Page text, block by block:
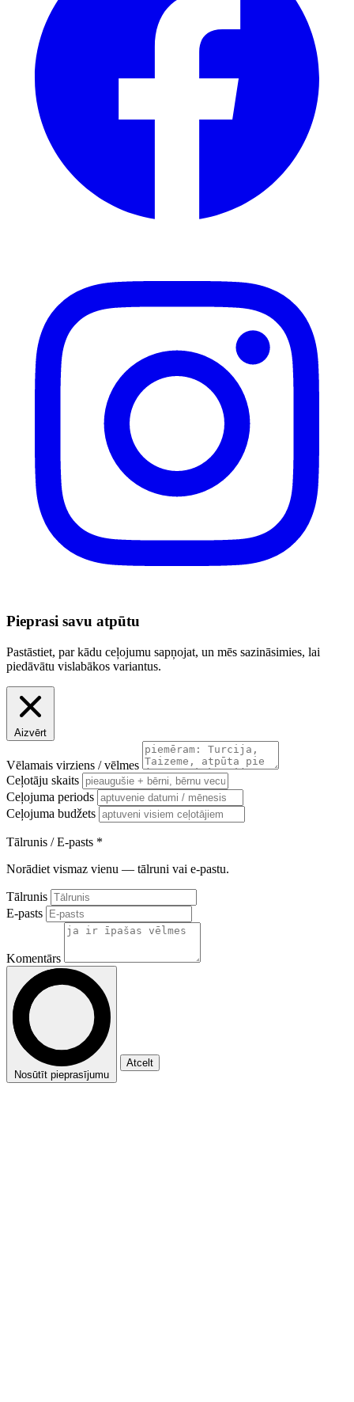
Pieprasi savu atpūtu
Pastāstiet, par kādu ceļojumu sapņojat, un mēs sazināsimies, lai
piedāvātu vislabākos variantus.
Aizvērt
Vēlamais virziens / vēlmes
Ceļotāju skaits
Ceļojuma periods
Ceļojuma budžets
Tālrunis / E-pasts *
Norādiet vismaz vienu — tālruni vai e-pastu.
Tālrunis
E-pasts
Komentārs
Nosūtīt pieprasījumu
Atcelt